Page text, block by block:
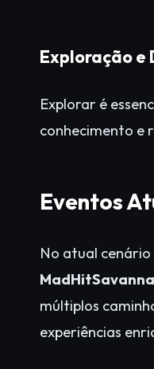
Exploração e
Explorar é
conhecimento e
Eventos
No atual
múltiplos
experiências